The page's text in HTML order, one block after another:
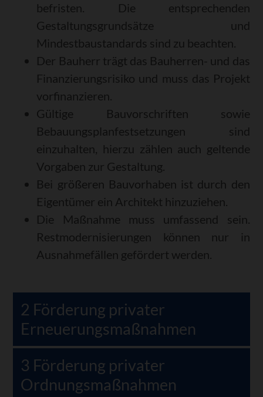
befristen. Die entsprechenden
Gestaltungsgrundsätze und
Mindestbaustandards sind zu beachten.
Der Bauherr trägt das Bauherren- und das
Finanzierungsrisiko und muss das Projekt
vorfinanzieren.
Gültige Bauvorschriften sowie
Bebauungsplanfestsetzungen sind
einzuhalten, hierzu zählen auch geltende
Vorgaben zur Gestaltung.
Bei größeren Bauvorhaben ist durch den
Eigentümer ein Architekt hinzuziehen.
Die Maßnahme muss umfassend sein.
Restmodernisierungen können nur in
Ausnahmefällen gefördert werden.
2 Förderung privater
Erneuerungsmaßnahmen
3 Förderung privater
Ordnungsmaßnahmen